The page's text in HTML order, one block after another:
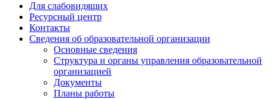
Для слабовидящих
Ресурсный центр
Контакты
Сведения об образовательной организации
Основные сведения
Структура и органы управления образовательной
организацией
Документы
Планы работы